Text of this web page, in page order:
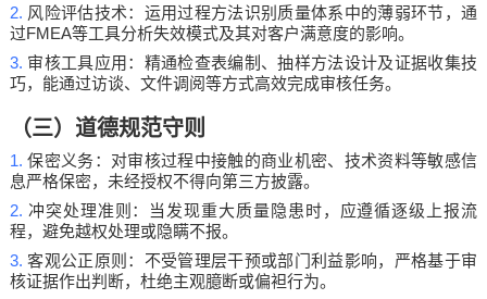
2. 风险评估技术：运用过程方法识别质量体系中的薄弱环节，通
过FMEA等工具分析失效模式及其对客户满意度的影响。
3. 审核工具应用：精通检查表编制、抽样方法设计及证据收集技
巧，能通过访谈、文件调阅等方式高效完成审核任务。
（三）道德规范守则
1.保密义务：对审核过程中接触的商业机密、技术资料等敏感信
息严格保密，未经授权不得向第三方披露。
2. 冲突处理准则：当发现重大质量隐患时，应遵循逐级上报流
程，避免越权处理或隐瞒不报。
3.客观公正原则：不受管理层干预或部门利益影响，严格基于审
核证据作出判断，杜绝主观臆断或偏袒行为。